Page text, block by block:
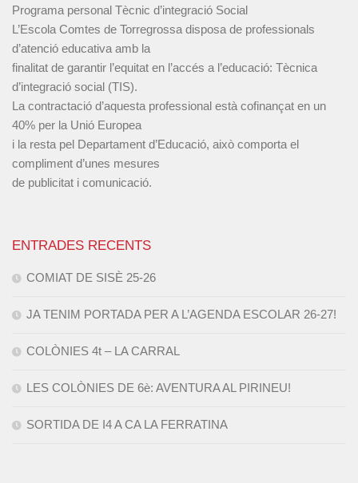
Programa personal Tècnic d’integració Social
L’Escola Comtes de Torregrossa disposa de professionals
d’atenció educativa amb la
finalitat de garantir l’equitat en l’accés a l’educació: Tècnica
d’integració social (TIS).
La contractació d’aquesta professional està cofinançat en un
40% per la Unió Europea
i la resta pel Departament d’Educació, això comporta el
compliment d’unes mesures
de publicitat i comunicació.
ENTRADES RECENTS
COMIAT DE SISÈ 25-26
JA TENIM PORTADA PER A L’AGENDA ESCOLAR 26-27!
COLÒNIES 4t – LA CARRAL
LES COLÒNIES DE 6è: AVENTURA AL PIRINEU!
SORTIDA DE I4 A CA LA FERRATINA